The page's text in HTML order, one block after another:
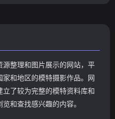
MyGirl、YouMi、
HuaYang、XiaoYu等国内知
名写真品牌，同时还收录
DJAWA、Espacia、Pure
Media、Bluecake等韩国热
整理和图片展示的网站，平
和地区的模特摄影作品。网
了较为完整的模特资料库和
和查找感兴趣的内容。